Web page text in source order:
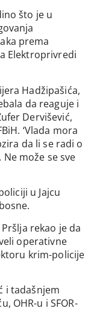
što je u
prema
Elektroprivredi
Hadžipašića,
da reaguje i
Dervišević,
‘Vlada mora
da li se radi o
može se sve
u Jajcu
rekao je da
operativne
krim-policije
i tadašnjem
OHR-u i SFOR-